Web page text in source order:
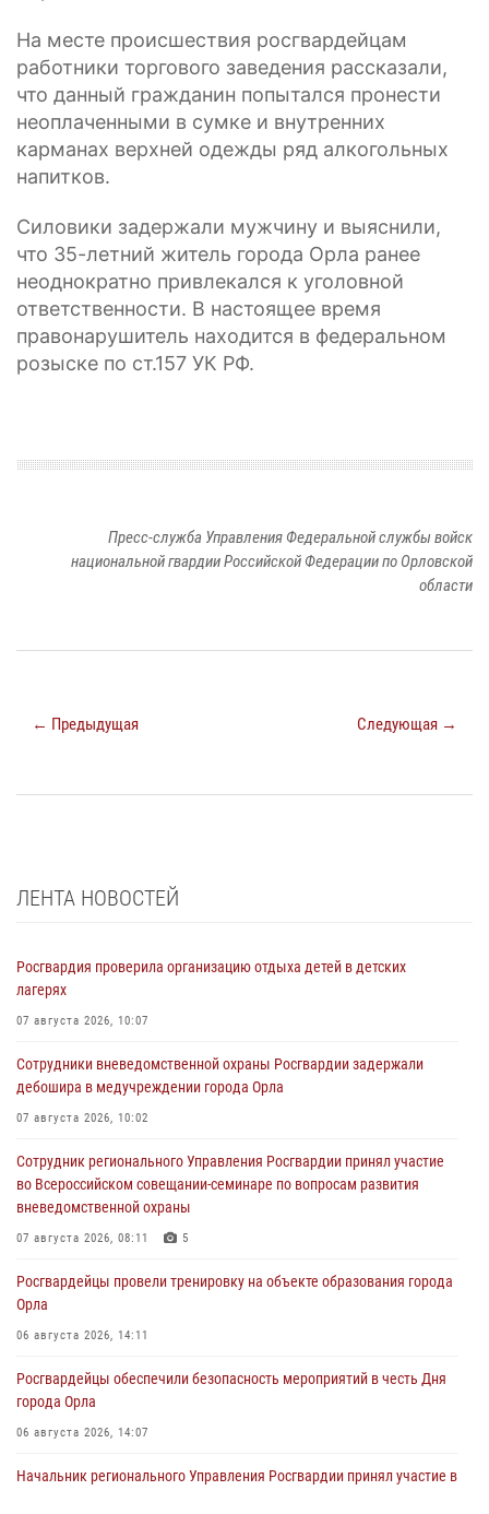
На месте происшествия росгвардейцам
работники торгового заведения рассказали,
что данный гражданин попытался пронести
неоплаченными в сумке и внутренних
карманах верхней одежды ряд алкогольных
напитков.
Силовики задержали мужчину и выяснили,
что 35-летний житель города Орла ранее
неоднократно привлекался к уголовной
ответственности. В настоящее время
правонарушитель находится в федеральном
розыске по ст.157 УК РФ.
Пресс-служба Управления Федеральной службы войск
национальной гвардии Российской Федерации по Орловской
области
← Предыдущая Следующая →
ЛЕНТА НОВОСТЕЙ
Росгвардия проверила организацию отдыха детей в детских
лагерях
07 августа 2026, 10:07
Сотрудники вневедомственной охраны Росгвардии задержали
дебошира в медучреждении города Орла
07 августа 2026, 10:02
Сотрудник регионального Управления Росгвардии принял участие
во Всероссийском совещании-семинаре по вопросам развития
вневедомственной охраны
07 августа 2026, 08:11 5
Росгвардейцы провели тренировку на объекте образования города
Орла
06 августа 2026, 14:11
Росгвардейцы обеспечили безопасность мероприятий в честь Дня
города Орла
06 августа 2026, 14:07
Начальник регионального Управления Росгвардии принял участие в